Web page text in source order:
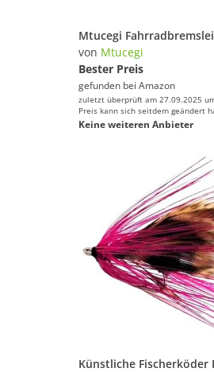
von Mtucegi
Bester Preis
gefunden bei Amazon
zuletzt überprüft am 27.09.2025
Preis kann sich seitdem geändert
Keine weiteren Anbieter